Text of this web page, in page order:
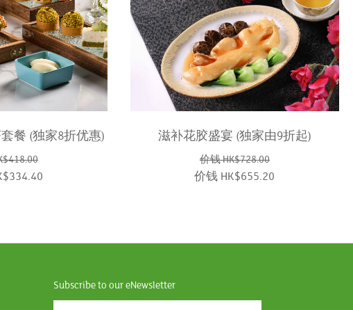
餐 (独家8折优惠) 滋补花胶盛宴 (独家由9折起)
价钱 HK$728.00
价钱 HK$655.20
Subscribe to our eNewsletter